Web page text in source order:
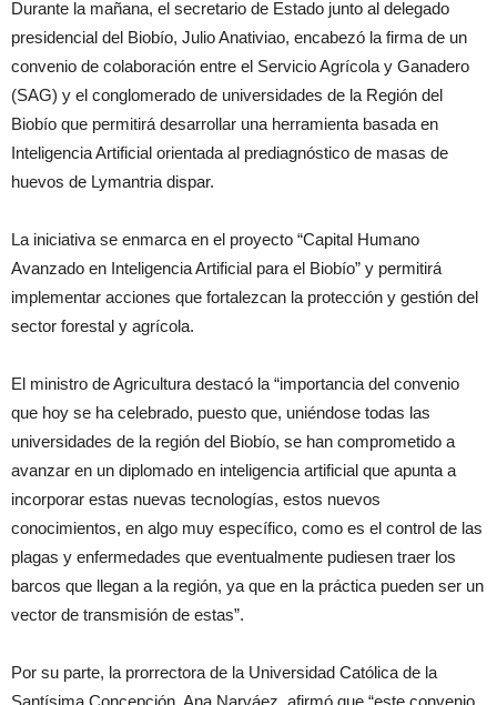
Durante la mañana, el secretario de Estado junto al delegado
presidencial del Biobío, Julio Anativiao, encabezó la firma de un
convenio de colaboración entre el Servicio Agrícola y Ganadero
(SAG) y el conglomerado de universidades de la Región del
Biobío que permitirá desarrollar una herramienta basada en
Inteligencia Artificial orientada al prediagnóstico de masas de
huevos de Lymantria dispar.
La iniciativa se enmarca en el proyecto “Capital Humano
Avanzado en Inteligencia Artificial para el Biobío” y permitirá
implementar acciones que fortalezcan la protección y gestión del
sector forestal y agrícola.
El ministro de Agricultura destacó la “importancia del convenio
que hoy se ha celebrado, puesto que, uniéndose todas las
universidades de la región del Biobío, se han comprometido a
avanzar en un diplomado en inteligencia artificial que apunta a
incorporar estas nuevas tecnologías, estos nuevos
conocimientos, en algo muy específico, como es el control de las
plagas y enfermedades que eventualmente pudiesen traer los
barcos que llegan a la región, ya que en la práctica pueden ser un
vector de transmisión de estas”.
Por su parte, la prorrectora de la Universidad Católica de la
Santísima Concepción, Ana Narváez, afirmó que “este convenio